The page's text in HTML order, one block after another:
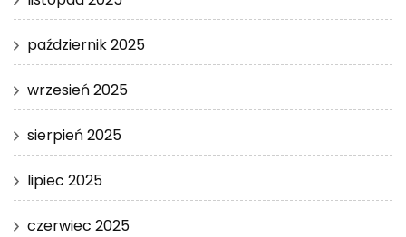
październik 2025
wrzesień 2025
sierpień 2025
lipiec 2025
czerwiec 2025